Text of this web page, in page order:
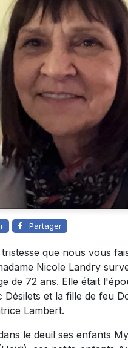
Partager
que nous vous
Nicole Landry
de 72 ans. Elle était
Désilets et la fille de feu
Lambert.
le deuil ses enfants